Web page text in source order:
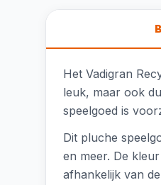
Het Vadigran
leuk, maar ook
speelgoed is
Dit pluche
en meer. De
afhankelijk van